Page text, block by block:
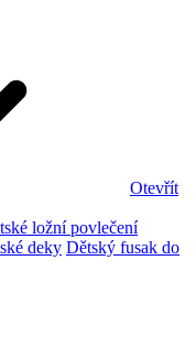
Otevřít
ložní povlečení
deky Dětský fusak do